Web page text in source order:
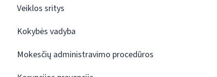
Veiklos sritys
Kokybės vadyba
Mokesčių administravimo procedūros